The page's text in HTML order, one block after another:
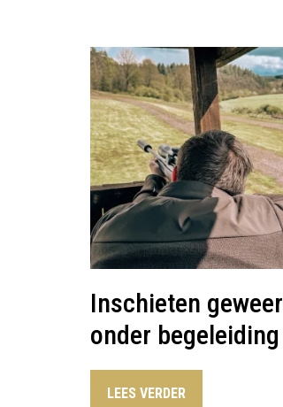
Inschieten geweer
onder begeleiding
LEES VERDER